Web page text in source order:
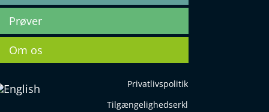
Prøver
Om os
Privatlivspolitik
Tilgængelighedserkl